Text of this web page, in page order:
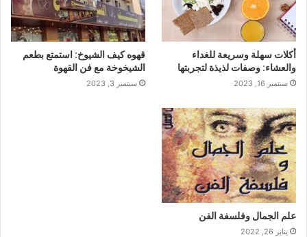
أكلات سهلة وسريعة للغداء
والعشاء: وصفات لذيذة لتجربتها
سبتمبر 16, 2023
قهوه كيف الشيوخ: استمتع بطعم
الشيخوخة مع فن القهوة
سبتمبر 3, 2023
علم الجمال وفلسفة الفن
يناير 26, 2022